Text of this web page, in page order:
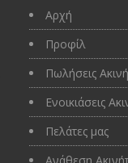
Αρχή
Προφίλ
Πωλήσεις
Ενοικιάσεις
Πελάτες μας